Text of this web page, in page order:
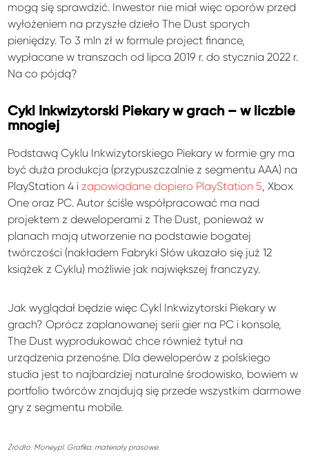
mogą się sprawdzić. Inwestor nie miał więc oporów przed
wyłożeniem na przyszłe dzieło The Dust sporych
pieniędzy. To 3 mln zł w formule project finance,
wypłacane w transzach od lipca 2019 r. do stycznia 2022 r.
Na co pójdą?
Cykl Inkwizytorski Piekary w grach – w liczbie
mnogiej
Podstawą Cyklu Inkwizytorskiego Piekary w formie gry ma
być duża produkcja (przypuszczalnie z segmentu AAA) na
PlayStation 4 i zapowiadane dopiero PlayStation 5, Xbox
One oraz PC. Autor ściśle współpracować ma nad
projektem z deweloperami z The Dust, ponieważ w
planach mają utworzenie na podstawie bogatej
twórczości (nakładem Fabryki Słów ukazało się już 12
książek z Cyklu) możliwie jak największej franczyzy.
Jak wyglądał będzie więc Cykl Inkwizytorski Piekary w
grach? Oprócz zaplanowanej serii gier na PC i konsole,
The Dust wyprodukować chce również tytuł na
urządzenia przenośne. Dla deweloperów z polskiego
studia jest to najbardziej naturalne środowisko, bowiem w
portfolio twórców znajdują się przede wszystkim darmowe
gry z segmentu mobile.
Źródło: Money.pl. Grafika: materiały prasowe.